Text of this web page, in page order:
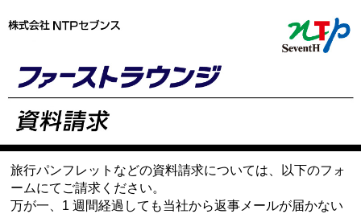
旅行パンフレットなどの資料請求については、以下のフォ
ームにてご請求ください。
万が一、1 週間経過しても当社から返事メールが届かない